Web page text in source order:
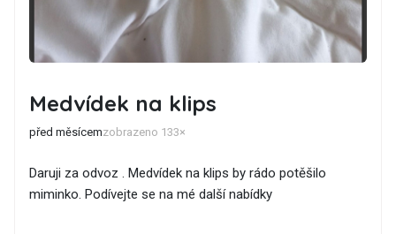
Medvídek na klips
před měsícemzobrazeno 133×
Daruji za odvoz . Medvídek na klips by rádo potěšilo
miminko. Podívejte se na mé další nabídky